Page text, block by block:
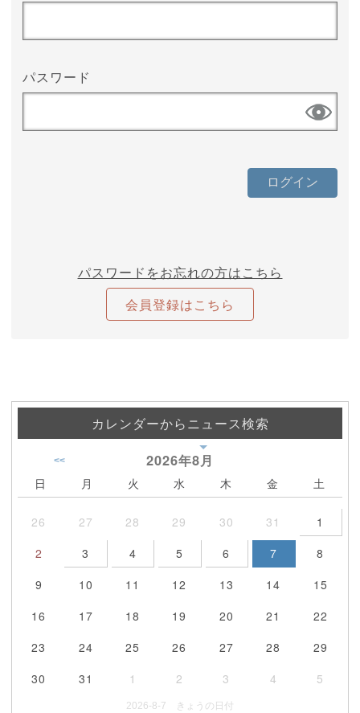
パスワード
パスワードをお忘れの方はこちら
会員登録はこちら
カレンダーからニュース検索
2026年8月
<<
日 月 火 水 木 金 土
26 27 28 29 30 31
1
2
3 4 5 6 7
8
9
10 11 12 13 14
15
16
17 18 19 20 21
22
23
24 25 26 27 28
29
30
31 1 2 3 4 5
2026-8-7 きょうの日付